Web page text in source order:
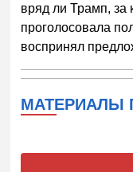
вряд ли Трамп, за
проголосовала
воспринял
МАТЕРИАЛЫ